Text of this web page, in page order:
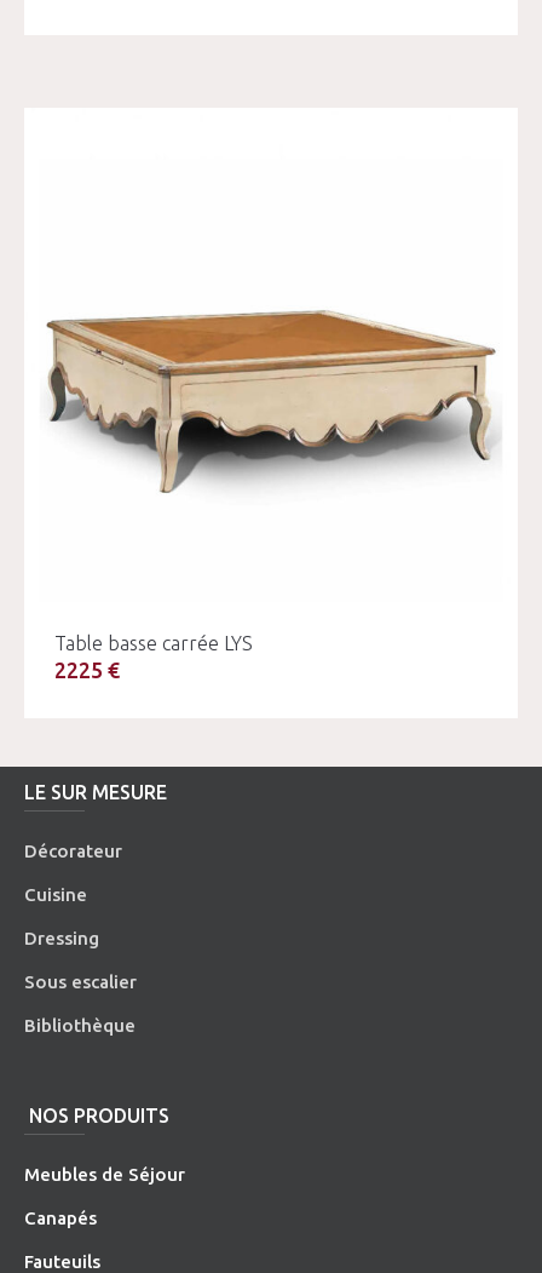
Table basse carrée LYS
2225 €
LE SUR MESURE
Décorateur
Cuisine
Dressing
Sous escalier
Bibliothèque
NOS PRODUITS
Meubles de Séjour
Canapés
Fauteuils